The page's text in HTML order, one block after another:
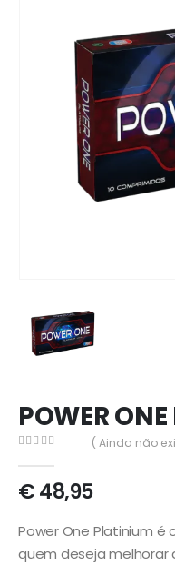
POWER
( Ainda não
€48,95
Power One Platinium
quem deseja melhorar